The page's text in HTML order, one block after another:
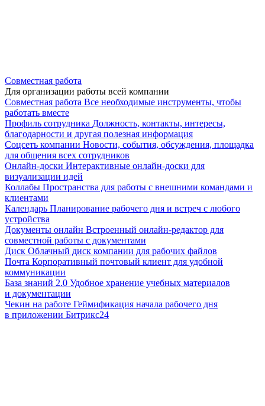
Совместная работа
Для организации работы всей компании
Совместная работа Все необходимые инструменты, чтобы
работать вместе
Профиль сотрудника Должность, контакты, интересы,
благодарности и другая полезная информация
Соцсеть компании Новости, события, обсуждения, площадка
для общения всех сотрудников
Онлайн-доски Интерактивные онлайн-доски для
визуализации идей
Коллабы Пространства для работы с внешними командами и
клиентами
Календарь Планирование рабочего дня и встреч с любого
устройства
Документы онлайн Встроенный онлайн-редактор для
совместной работы с документами
Диск Облачный диск компании для рабочих файлов
Почта Корпоративный почтовый клиент для удобной
коммуникации
База знаний 2.0 Удобное хранение учебных материалов
и документации
Чекин на работе Геймификация начала рабочего дня
в приложении Битрикс24